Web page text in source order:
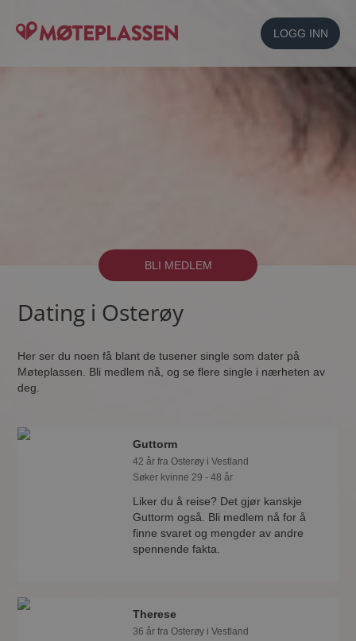
LOGG INN
BLI MEDLEM
Dating i Osterøy
Her ser du noen få blant de tusener single som dater på
Møteplassen. Bli medlem nå, og se flere single i nærheten av
deg.
Guttorm
42 år fra Osterøy i Vestland
Søker kvinne 29 - 48 år
Liker du å reise? Det gjør kanskje
Guttorm også. Bli medlem nå for å
finne svaret og mengder av andre
spennende fakta.
Therese
36 år fra Osterøy i Vestland